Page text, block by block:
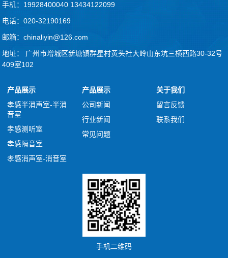
手机：19928400040 13434122099
电话：020-32190169
邮箱：chinaliyin@126.com
地址： 广州市增城区新塘镇群星村黄头社大岭山东坑三横西路30-32号
409室102
产品展示
孝感半消声室-半消
音室
孝感测听室
孝感隔音室
孝感消声室-消音室
产品展示
公司新闻
行业新闻
常见问题
关于我们
留言反馈
联系我们
手机二维码